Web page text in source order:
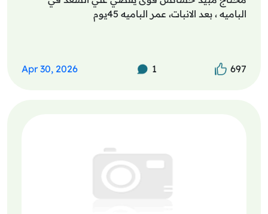
الباميه ، بعد الانبات، عمر الباميه 45يوم
697
1
Apr 30, 2026